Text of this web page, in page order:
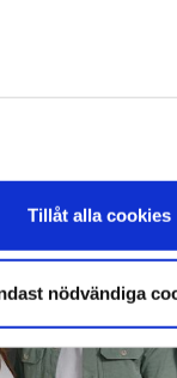
Tillåt alla cookies
nödvändiga
upp kring
Radio.